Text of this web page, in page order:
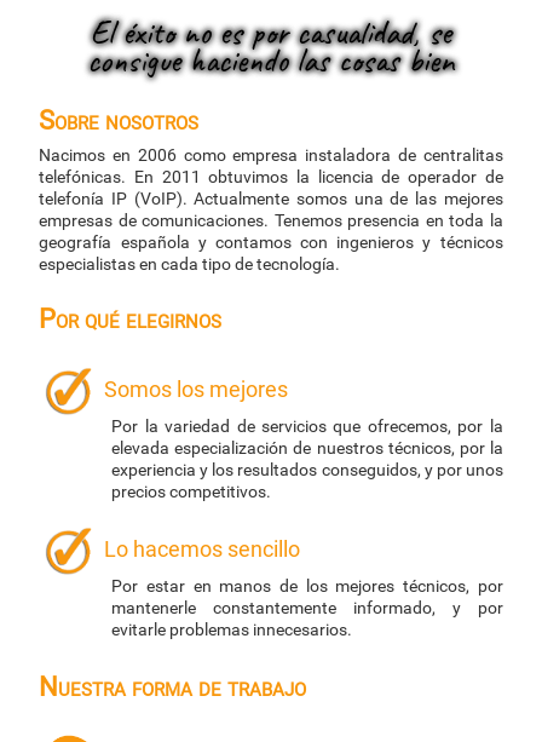
El éxito no es por casualidad, se
consigue haciendo las cosas bien
Sobre nosotros
Nacimos en 2006 como empresa instaladora de centralitas
telefónicas. En 2011 obtuvimos la licencia de operador de
telefonía IP (VoIP). Actualmente somos una de las mejores
empresas de comunicaciones. Tenemos presencia en toda la
geografía española y contamos con ingenieros y técnicos
especialistas en cada tipo de tecnología.
Por qué elegirnos
Somos los mejores
Por la variedad de servicios que ofrecemos, por la
elevada especialización de nuestros técnicos, por la
experiencia y los resultados conseguidos, y por unos
precios competitivos.
Lo hacemos sencillo
Por estar en manos de los mejores técnicos, por
mantenerle constantemente informado, y por
evitarle problemas innecesarios.
Nuestra forma de trabajo